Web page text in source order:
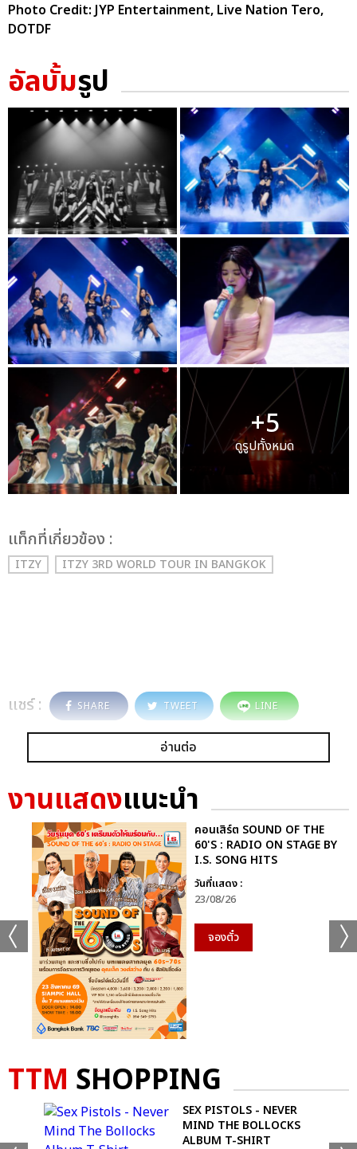
Photo Credit: JYP Entertainment, Live Nation Tero,
DOTDF
อัลบั้มรูป
+5
ดูรูปทั้งหมด
เเท็กที่เกี่ยวข้อง :
ITZY ITZY 3RD WORLD TOUR IN BANGKOK
แชร์ : SHARE TWEET LINE
อ่านต่อ
งานแสดงแนะนำ
คอนเสิร์ต SOUND OF THE
60'S : RADIO ON STAGE BY
I.S. SONG HITS
วันที่แสดง :
23/08/26
จองตั๋ว
TTM SHOPPING
SEX PISTOLS - NEVER
MIND THE BOLLOCKS
ALBUM T-SHIRT